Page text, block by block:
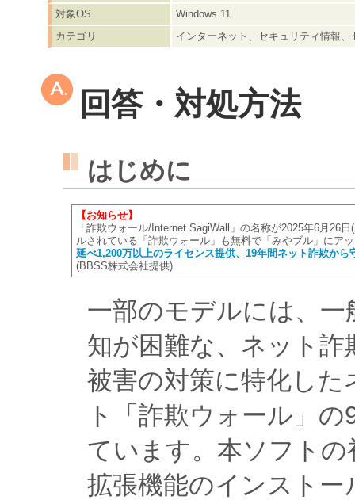
対象OS
Windows 11
カテゴリ
インターネット、セキュリティ情報
回答・対処方法
はじめに
【お知らせ】
「詐欺ウォール/Internet SagiWall」の名称が2025年6月26
ルされている「詐欺ウォール」も無料で「みやブル」にア
延べ1,200万以上のライセンス提供、19年間ネット詐欺か
(BBSS株式会社提供)
一部のモデルには、
知が困難な、ネット
被害の対策に特化し
ト「詐欺ウォール」
ています。本ソフト
拡張機能のインストー